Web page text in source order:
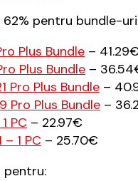
pentru bundle-
Plus Bundle –
Plus Bundle –
Pro Plus Bundle –
Pro Plus Bundle –
PC – 22.97€
1 PC – 25.70€
pentru: